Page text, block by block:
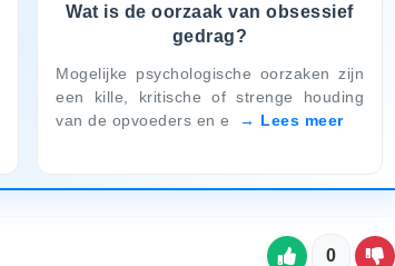
Wat is de oorzaak van obsessief
gedrag?
Mogelijke psychologische oorzaken zijn
een kille, kritische of strenge houding
van de opvoeders en e
Lees meer
0